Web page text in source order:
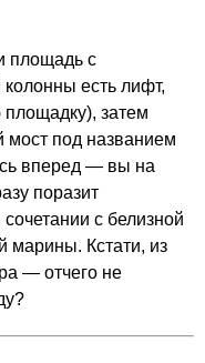
площадь с
есть лифт,
затем
мост под названием
вперед — вы на
поразит
с белизной
марины. Кстати, из
— отчего не